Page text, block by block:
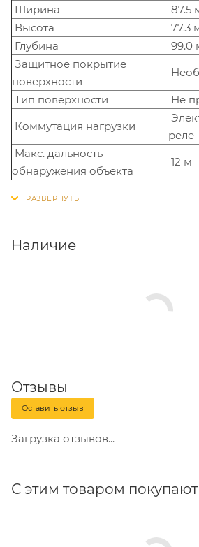
Ширина
87.5
Высота
77.3
Глубина
99.0
Защитное покрытие
поверхности
Тип поверхности
Не
Коммутация нагрузки
реле
Макс. дальность
обнаружения объекта
12 м
Наличие
Отзывы
Оставить отзыв
Загрузка отзывов...
С этим товаром покупают